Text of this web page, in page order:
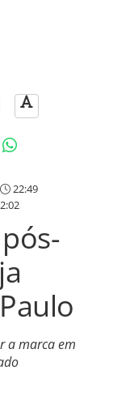
22:49
a marca em